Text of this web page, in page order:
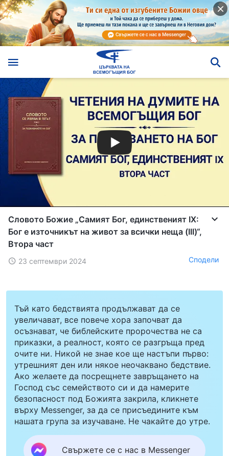
Словото Божие „Самият Бог, единственият IX:
Бог е източникът на живот за всички неща (III)“,
Втора част
23 септември 2024 Сподели
Тъй като бедствията продължават да се
увеличават, все повече хора започват да
осъзнават, че библейските пророчества не са
приказки, а реалност, която се разгръща пред
очите ни. Никой не знае кое ще настъпи първо:
утрешният ден или някое неочаквано бедствие.
Ако желаете да посрещнете завръщането на
Господ със семейството си и да намерите
безопасност под Божията закрила, кликнете
върху Messenger, за да се присъедините към
нашата група за изучаване. Не чакайте до утре.
Свържете се с нас в Messenger